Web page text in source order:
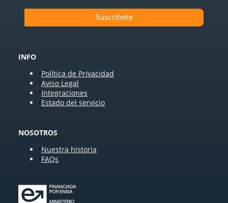
INFO
Política de Privacidad
Aviso Legal
Integraciones
Estado del servicio
NOSOTROS
Nuestra historia
FAQs